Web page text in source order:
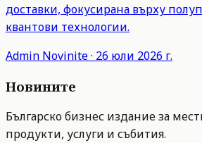
доставки, фокусирана върху
квантови технологии.
Admin Novinite· 26 юли 2026 г.
Новините
Българско бизнес издание за
продукти, услуги и събития.